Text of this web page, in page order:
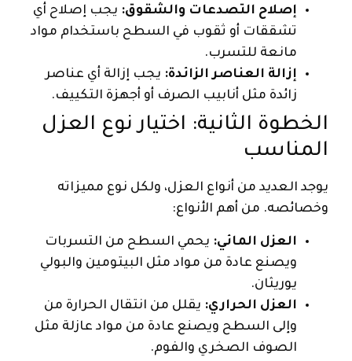
إصلاح التصدعات والشقوق: يجب إصلاح أي
تشققات أو ثقوب في السطح باستخدام مواد
مانعة للتسرب.
إزالة العناصر الزائدة: يجب إزالة أي عناصر
زائدة مثل أنابيب الصرف أو أجهزة التكييف.
الخطوة الثانية: اختيار نوع العزل
المناسب
يوجد العديد من أنواع العزل، ولكل نوع مميزاته
وخصائصه. من أهم الأنواع:
العزل المائي: يحمي السطح من التسربات
ويصنع عادة من مواد مثل البيتومين والبولي
يوريثان.
العزل الحراري: يقلل من انتقال الحرارة من
وإلى السطح ويصنع عادة من مواد عازلة مثل
الصوف الصخري والفوم.